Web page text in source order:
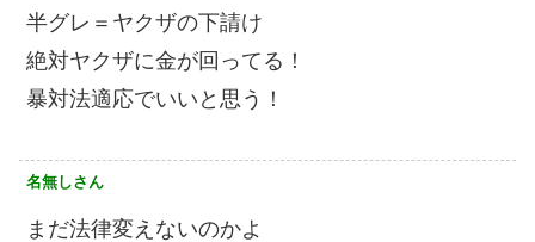
半グレ＝ヤクザの下請け
絶対ヤクザに金が回ってる！
暴対法適応でいいと思う！
名無しさん
まだ法律変えないのかよ